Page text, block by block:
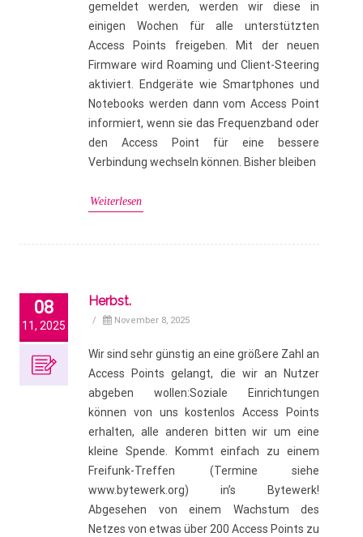
gemeldet werden, werden wir diese in
einigen Wochen für alle unterstützten
Access Points freigeben. Mit der neuen
Firmware wird Roaming und Client-Steering
aktiviert. Endgeräte wie Smartphones und
Notebooks werden dann vom Access Point
informiert, wenn sie das Frequenzband oder
den Access Point für eine bessere
Verbindung wechseln können. Bisher bleiben
Weiterlesen
08
11, 2025
Herbst.
/ November 8, 2025
Wir sind sehr günstig an eine größere Zahl an
Access Points gelangt, die wir an Nutzer
abgeben wollen:Soziale Einrichtungen
können von uns kostenlos Access Points
erhalten, alle anderen bitten wir um eine
kleine Spende. Kommt einfach zu einem
Freifunk-Treffen (Termine siehe
www.bytewerk.org) in’s Bytewerk!
Abgesehen von einem Wachstum des
Netzes von etwas über 200 Access Points zu